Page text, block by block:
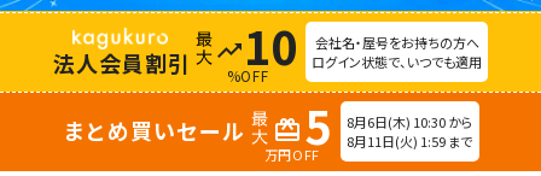
法人会員割引 trending_up 10
%OFF
会社名・屋号をお持ちの方へ
ログイン状態で、いつでも適用
まとめ買いセール redeem 5
万円OFF
8月6日(木) 10:30 から
8月11日(火) 1:59 まで